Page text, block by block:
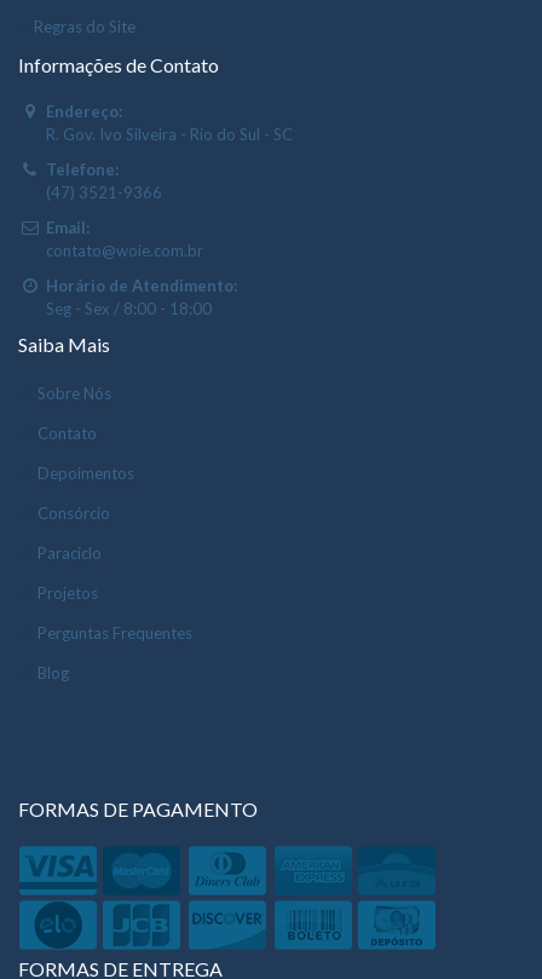
Regras do Site
Informações de Contato
Endereço:
R. Gov. Ivo Silveira - Rio do Sul - SC
Telefone:
(47) 3521-9366
Email:
contato@woie.com.br
Horário de Atendimento:
Seg - Sex / 8:00 - 18:00
Saiba Mais
Sobre Nós
Contato
Depoimentos
Consórcio
Paraciclo
Projetos
Perguntas Frequentes
Blog
FORMAS DE PAGAMENTO
FORMAS DE ENTREGA